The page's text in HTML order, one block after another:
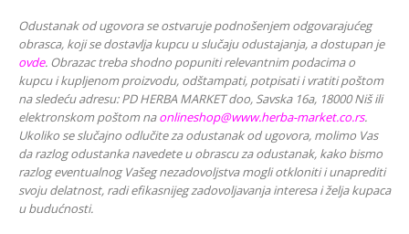
Odustanak od ugovora se ostvaruje podnošenjem odgovarajućeg
obrasca, koji se dostavlja kupcu u slučaju odustajanja, a dostupan je
ovde. Obrazac treba shodno popuniti relevantnim podacima o
kupcu i kupljenom proizvodu, odštampati, potpisati i vratiti poštom
na sledeću adresu: PD HERBA MARKET doo, Savska 16a, 18000 Niš ili
elektronskom poštom naonlineshop@www.herba-market.co.rs.
Ukoliko se slučajno odlučite za odustanak od ugovora, molimo Vas
da razlog odustanka navedete u obrascu za odustanak, kako bismo
razlog eventualnog Vašeg nezadovoljstva mogli otkloniti i unaprediti
svoju delatnost, radi efikasnijeg zadovoljavanja interesa i želja kupaca
u budućnosti.